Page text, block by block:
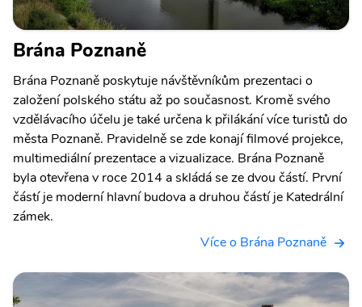
Brána Poznaně
Brána Poznaně poskytuje návštěvníkům prezentaci o
založení polského státu až po současnost. Kromě svého
vzdělávacího účelu je také určena k přilákání více turistů do
města Poznaně. Pravidelně se zde konají filmové projekce,
multimediální prezentace a vizualizace. Brána Poznaně
byla otevřena v roce 2014 a skládá se ze dvou částí. První
částí je moderní hlavní budova a druhou částí je Katedrální
zámek.
Více o Brána Poznaně